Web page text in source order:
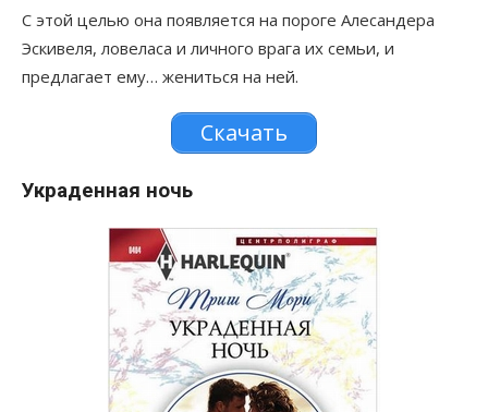
С этой целью она появляется на пороге Алесандера
Эскивеля, ловеласа и личного врага их семьи, и
предлагает ему… жениться на ней.
Скачать
Украденная ночь